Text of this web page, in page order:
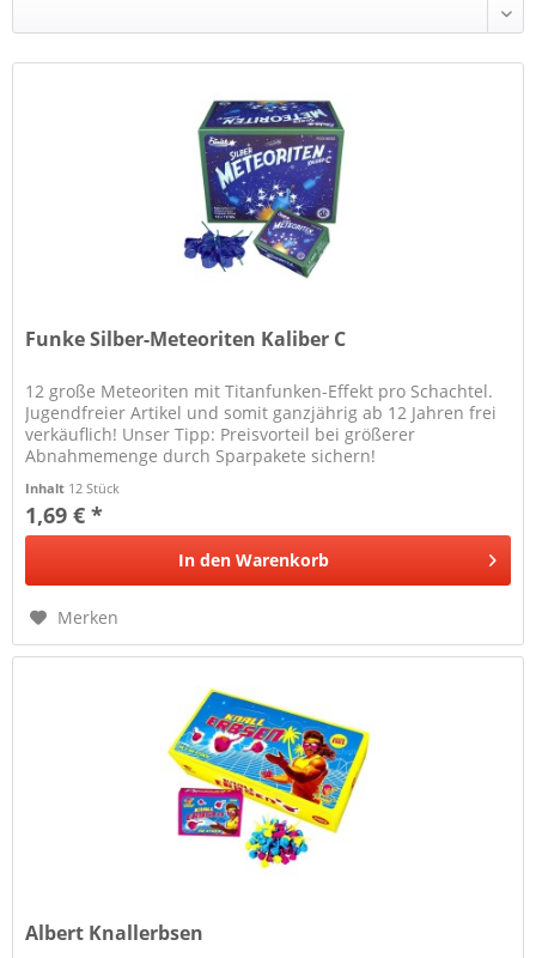
Funke Silber-Meteoriten Kaliber C
12 große Meteoriten mit Titanfunken-Effekt pro Schachtel.
Jugendfreier Artikel und somit ganzjährig ab 12 Jahren frei
verkäuflich! Unser Tipp: Preisvorteil bei größerer
Abnahmemenge durch Sparpakete sichern!
Inhalt 12 Stück
1,69 € *
In den Warenkorb
Merken
Albert Knallerbsen